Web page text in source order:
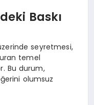
Baskı
seyretmesi,
temel
Bu durum,
olumsuz